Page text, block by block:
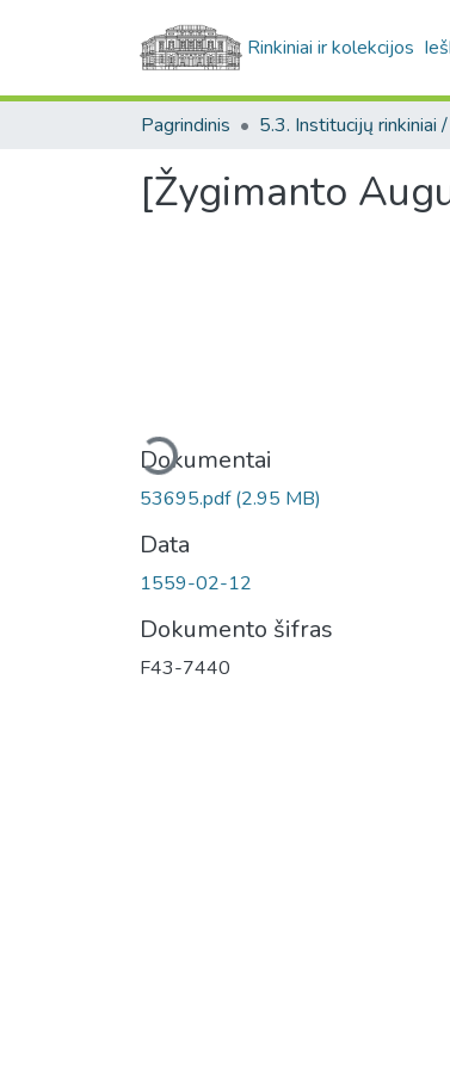
Rinkiniai ir kolekcijos
Pagrindinis
[Žygimanto
Įkeliama...
Dokumentai
53695.pdf(2.95 MB)
Data
1559-02-12
Dokumento šifras
F43-7440